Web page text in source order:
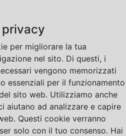
privacy
per migliorare la tua
nel sito. Di questi, i
vengono memorizzati
essenziali per il funzionamento
sito web. Utilizziamo anche
aiutano ad analizzare e capire
Questi cookie verranno
solo con il tuo consenso. Hai